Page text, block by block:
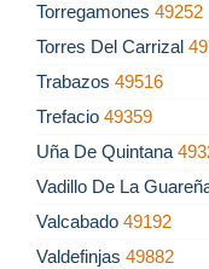
Torregamones 49252
Torres Del Carrizal
Trabazos 49516
Trefacio 49359
Uña De Quintana
Vadillo De La
Valcabado 49192
Valdefinjas 49882